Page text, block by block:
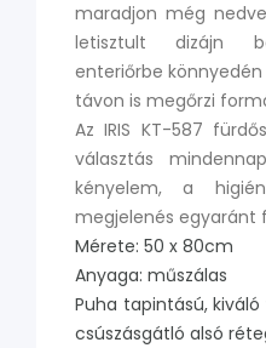
maradjon még
letisztult dizájn
enteriőrbe
távon is megőrzi
Az IRIS KT-587
választás
kényelem, a
megjelenés egyaránt
Mérete: 50 x 80cm
Anyaga: műszálas
Puha tapintású,
csúszásgátló alsó